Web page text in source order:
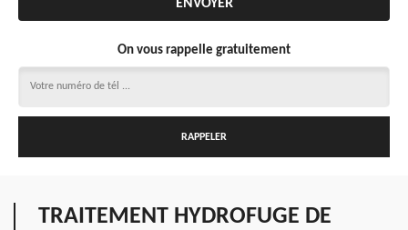
On vous rappelle gratuitement
TRAITEMENT HYDROFUGE DE